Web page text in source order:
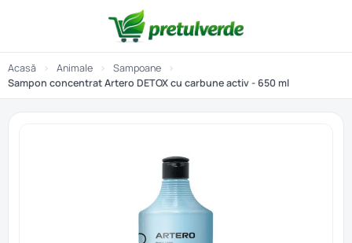
Acasă › Animale › Sampoane
›
Sampon concentrat Artero DETOX cu carbune activ - 650 ml